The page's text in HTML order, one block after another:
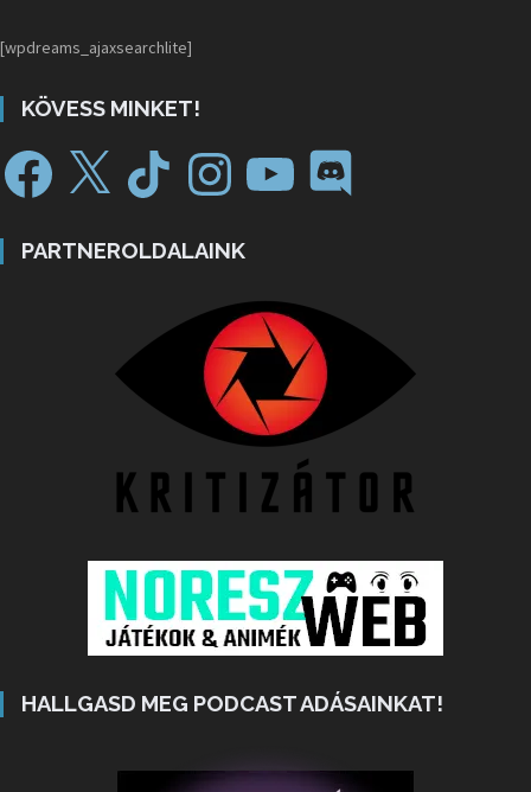
[wpdreams_ajaxsearchlite]
KÖVESS MINKET!
PARTNEROLDALAINK
HALLGASD MEG PODCAST ADÁSAINKAT!